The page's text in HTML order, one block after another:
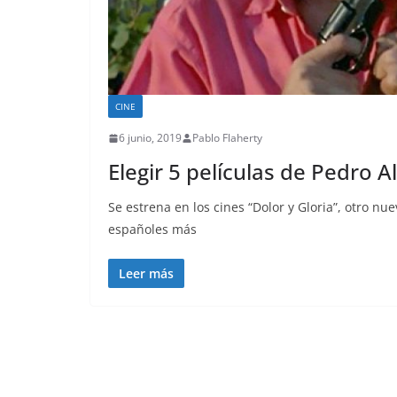
CINE
6 junio, 2019 Pablo Flaherty
Elegir 5 películas de Pedro
Se estrena en los cines “Dolor y Gloria”, otro
españoles más
Leer más